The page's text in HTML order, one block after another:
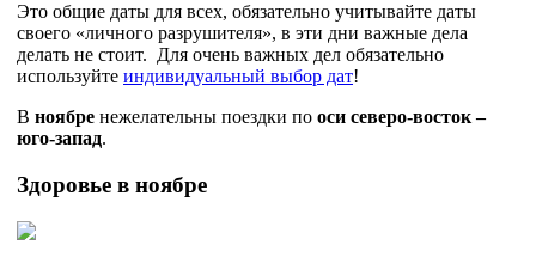
Это общие даты для всех, обязательно учитывайте даты
своего «личного разрушителя», в эти дни важные дела
делать не стоит. Для очень важных дел обязательно
используйте индивидуальный выбор дат!
В ноябре нежелательны поездки по оси северо-восток –
юго-запад.
Здоровье в ноябре